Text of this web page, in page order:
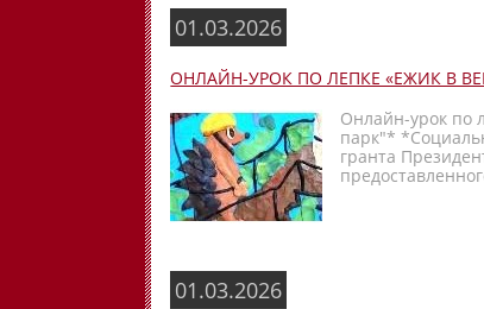
01.03.2026
ОНЛАЙН-УРОК ПО ЛЕПКЕ «ЕЖИК В
Онлайн-урок по
парк"*
гранта
01.03.2026